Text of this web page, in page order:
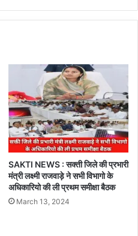
SAKTI NEWS : सक्ती जिले की प्रभारी
मंत्री लक्ष्मी राजवाड़े ने सभी विभागो के
अधिकारियो की ली प्रथम समीक्षा बैठक
March 13, 2024